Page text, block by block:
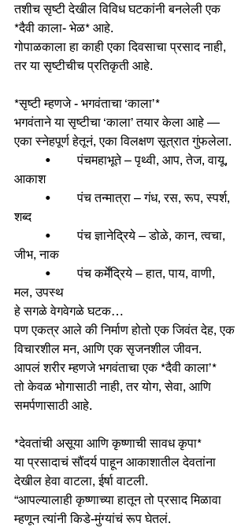
तशीच सृष्टी देखील विविध घटकांनी बनलेली एक
*दैवी काला- भेळ* आहे.
गोपाळकाला हा काही एका दिवसाचा प्रसाद नाही,
तर या सृष्टीचीच प्रतिकृती आहे.
*सृष्टी म्हणजे - भगवंताचा ‘काला’*
भगवंताने या सृष्टीचा ‘काला’ तयार केला आहे —
एका स्नेहपूर्ण हेतूनं, एका विलक्षण सूत्रात गुंफलेला.
आकाश
शब्द
जीभ, नाक
मल, उपस्थ
हे सगळे वेगवेगळे घटक…
पण एकत्र आले की निर्माण होतो एक जिवंत देह, एक
विचारशील मन, आणि एक सृजनशील जीवन.
आपलं शरीर म्हणजे भगवंताचा एक *दैवी काला’*
तो केवळ भोगासाठी नाही, तर योग, सेवा, आणि
समर्पणासाठी आहे.
*देवतांची असूया आणि कृष्णाची सावध कृपा*
या प्रसादाचं सौंदर्य पाहून आकाशातील देवतांना
देखील हेवा वाटला, ईर्षा वाटली.
“आपल्यालाही कृष्णाच्या हातून तो प्रसाद मिळावा
म्हणून त्यांनी किडे-मुंग्यांचं रूप घेतलं.